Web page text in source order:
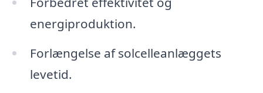
energiproduktion.
Forlængelse af solcelleanlæggets
levetid.